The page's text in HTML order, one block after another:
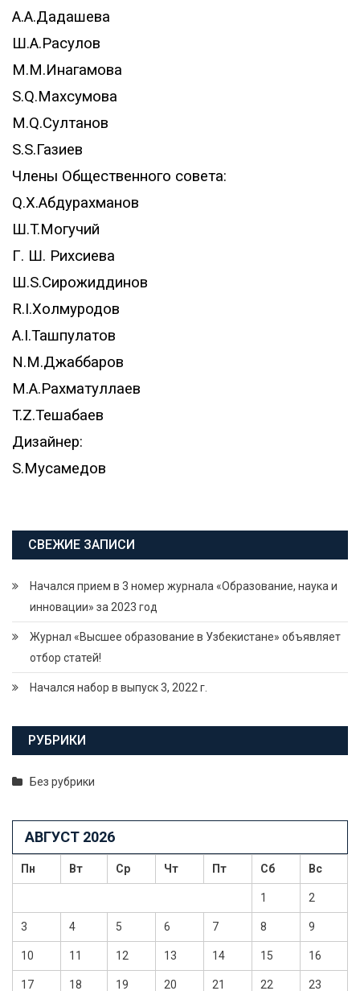
A.A.Дадашева
Ш.A.Расулов
M.M.Инагамова
S.Q.Махсумова
M.Q.Султанов
S.S.Газиев
Члены Общественного совета:
Q.X.Абдурахманов
Ш.T.Могучий
Г. Ш. Рихсиева
Ш.S.Сирожиддинов
R.I.Холмуродов
A.I.Ташпулатов
N.M.Джаббаров
M.A.Рахматуллаев
T.Z.Тешабаев
Дизайнер:
S.Мусамедов
СВЕЖИЕ ЗАПИСИ
Начался прием в 3 номер журнала «Образование, наука и
инновации» за 2023 год
Журнал «Высшее образование в Узбекистане» объявляет
отбор статей!
Начался набор в выпуск 3, 2022 г.
РУБРИКИ
Без рубрики
АВГУСТ 2026
Пн Вт Ср Чт Пт Сб Вс
1 2
3 4 5 6 7 8 9
10 11 12 13 14 15 16
17 18 19 20 21 22 23